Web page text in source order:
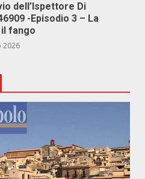
dell’Ispettore Di
-Episodio 3 – La
fango
2026